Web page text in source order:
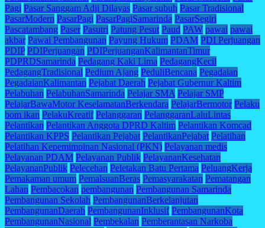
Pagi Pasar Sanggam Adji Dilayas Pasar subuh Pasar Tradisional
PasarModern PasarPagi PasarPagiSamarinda PasarSegiri
Pascatambang Paser Pasutri Patung Pesut Paud PAW pawai pawai
akbar Pawai Pembangunan Payung Hukum PDAM PDI Perjuangan
PDIP PDIPerjuangan PDIPerjuanganKalimantanTimur
PDPRDSamarinda Pedagang Kaki Lima PedagangKecil
PedagangTradisional Pedium Ajang PeduliBencana Pegadaian
PegadaianKalimantan Pejabat Daerah Pejabat Gubernur Kaltim
Pelabuhan PelabuhanSamarinda Pelajar SMA Pelajar SMP
PelajarBawaMotor KeselamatanBerkendara PelajarBermotor Pelaku
bom ikan PelakuKreatif Pelanggaran PelanggaranLaluLintas
Pelantikan Pelantikan Anggota DPRD Kaltim Pelantikan Komcad
Pelantikan KPPS Pelantikan Pejabat PelantikanPejabat Pelatihan
Pelatihan Kepemimpinan Nasional (PKN) Pelayanan medis
Pelayanan PDAM Pelayanan Publik PelayananKesehatan
PelayananPublik Pelecehan Peletakan Batu Pertama PeluangKerja
Pemakaman umum PemalsuanBeras Pemasyarakatan Pematangan
Lahan Pembacokan pembangunan Pembangunan Samarinda
Pembangunan Sekolah PembangunanBerkelanjutan
PembangunanDaerah PembangunanInklusif PembangunanKota
PembangunanNasional Pembekalan Pemberantasan Narkoba